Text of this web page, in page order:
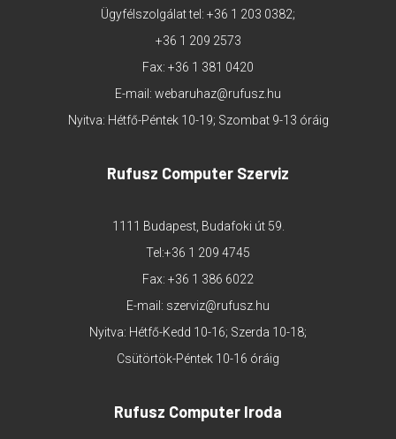
Ügyfélszolgálat tel: +36 1 203 0382;
+36 1 209 2573
Fax: +36 1 381 0420
E-mail: webaruhaz@rufusz.hu
Nyitva: Hétfő-Péntek 10-19; Szombat 9-13 óráig
Rufusz Computer Szerviz
1111 Budapest, Budafoki út 59.
Tel:+36 1 209 4745
Fax: +36 1 386 6022
E-mail: szerviz@rufusz.hu
Nyitva: Hétfő-Kedd 10-16; Szerda 10-18;
Csütörtök-Péntek 10-16 óráig
Rufusz Computer Iroda